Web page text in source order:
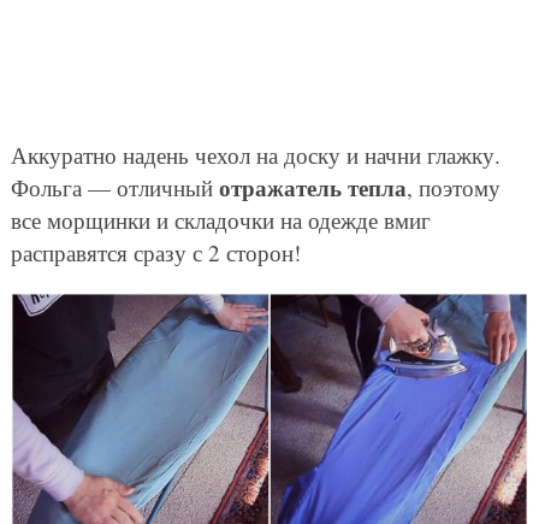
Аккуратно надень чехол на доску и начни глажку.
Фольга — отличный отражатель тепла, поэтому
все морщинки и складочки на одежде вмиг
расправятся сразу с 2 сторон!